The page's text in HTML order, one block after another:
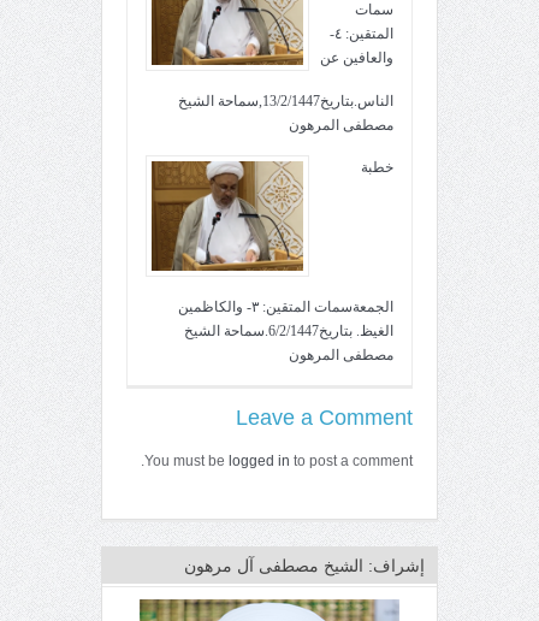
سمات
المتقين: ٤-
والعافين عن
الناس.بتاريخ13/2/1447,سماحة الشيخ
مصطفى المرهون
خطبة
الجمعةسمات المتقين: ٣- والكاظمين
الغيظ. بتاريخ6/2/1447.سماحة الشيخ
مصطفى المرهون
Leave a Comment
You must be logged in to post a comment.
إشراف: الشيخ مصطفى آل مرهون